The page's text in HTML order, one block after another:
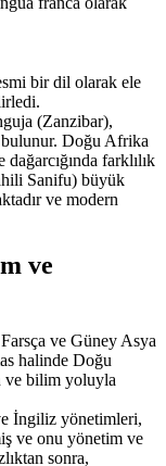
bir dil olarak ele
(Zanzibar),
Doğu Afrika
farklılık
Sanifu) büyük
ve modern
ve
ve Güney Asya
halinde Doğu
ve bilim yoluyla
İngiliz yönetimleri,
ve onu yönetim ve
sonra,